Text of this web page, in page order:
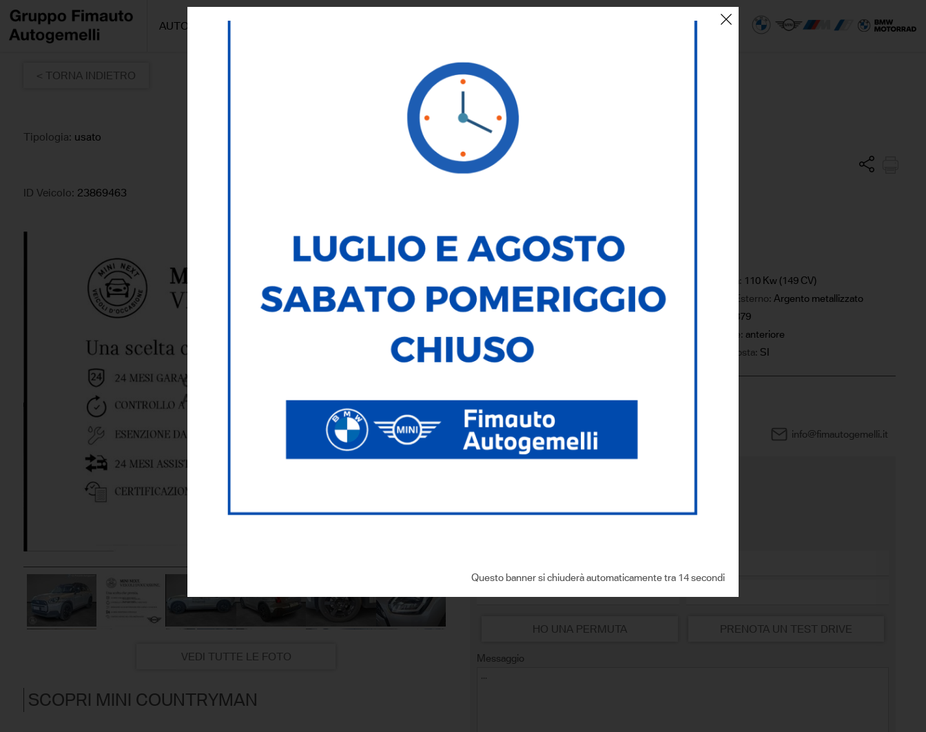
Questo banner si chiuderà automaticamente tra 13 secondi
AUTO/MOTO
< TORNA INDIETRO
Tipologia: usato
ID Veicolo: 23869463
MINI Countryman
D Classic Countryman Pacchetto S Aut.
VEDI TUTTE LE FOTO
SCOPRI MINI COUNTRYMAN
DATI PRINCIPALI
Potenza: 110 Kw (149 CV)
Carrozzeria:Fuoristrada Colore Esterno: Argento metallizzato
Immatricolazione:15/08/2025
16379
Cilindrata:
Trazione: anteriore
Cambio: Automatico IVA esposta: SI
Via dell'Economia, 6
- 36100 Vicenza
info@fimautogemelli.it
HO UNA PERMUTA PRENOTA UN TEST DRIVE
Messaggio